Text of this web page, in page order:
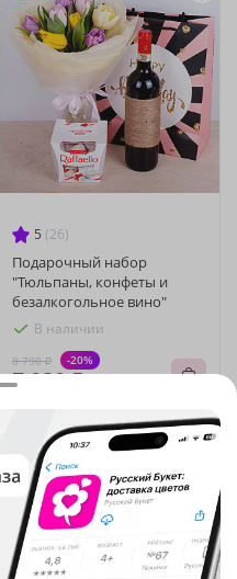
5 (26)
Подарочный набор
"Тюльпаны, конфеты и
безалкогольное вино"
В наличии
8 790 ₽ -20%
7 030 ₽